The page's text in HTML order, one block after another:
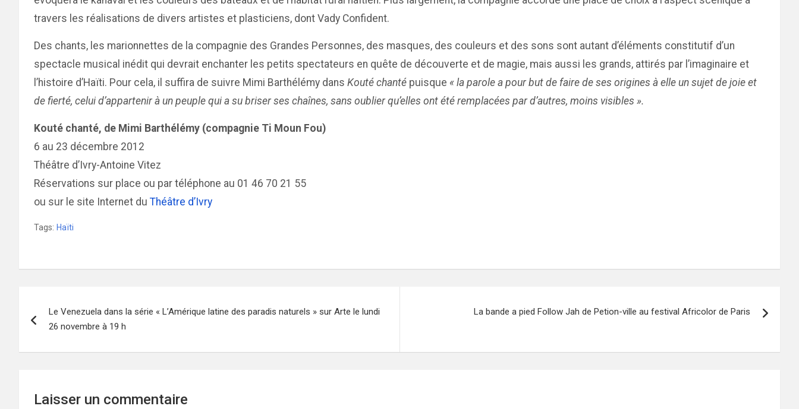
travers les réalisations de divers artistes et plasticiens, dont Vady Confident.
Des chants, les marionnettes de la compagnie des Grandes Personnes, des masques, des couleurs et des sons sont autant d’éléments constitutif d’un
spectacle musical inédit qui devrait enchanter les petits spectateurs en quête de découverte et de magie, mais aussi les grands, attirés par l’imaginaire et
l’histoire d’Haïti. Pour cela, il suffira de suivre Mimi Barthélémy dans Kouté chanté puisque « la parole a pour but de faire de ses origines à elle un sujet de joie et
de fierté, celui d’appartenir à un peuple qui a su briser ses chaînes, sans oublier qu’elles ont été remplacées par d’autres, moins visibles ».
Kouté chanté, de Mimi Barthélémy (compagnie Ti Moun Fou)
6 au 23 décembre 2012
Théâtre d’Ivry-Antoine Vitez
Réservations sur place ou par téléphone au 01 46 70 21 55
ou sur le site Internet du Théâtre d’Ivry
Tags: Haïti
de
l’article
Le Venezuela dans la série « L’Amérique latine des paradis naturels » sur Arte le lundi
26 novembre à 19 h
La bande a pied Follow Jah de Petion-ville au festival Africolor de Paris
Laisser un commentaire